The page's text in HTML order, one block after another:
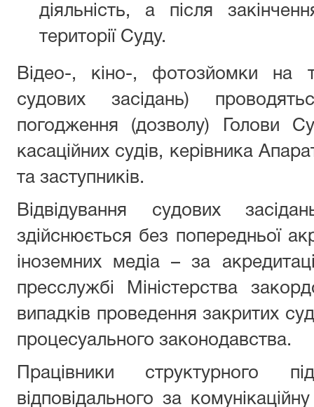
діяльність, а після
території Суду.
Відео-, кіно-, фотозйомки на
судових засідань)
погодження (дозволу) Голови
касаційних судів, керівника
та заступників.
Відвідування судових
здійснюється без попередньої
іноземних медіа – за
пресслужбі Міністерства
випадків проведення закритих
процесуального законодавства.
Працівники структурного
відповідального за